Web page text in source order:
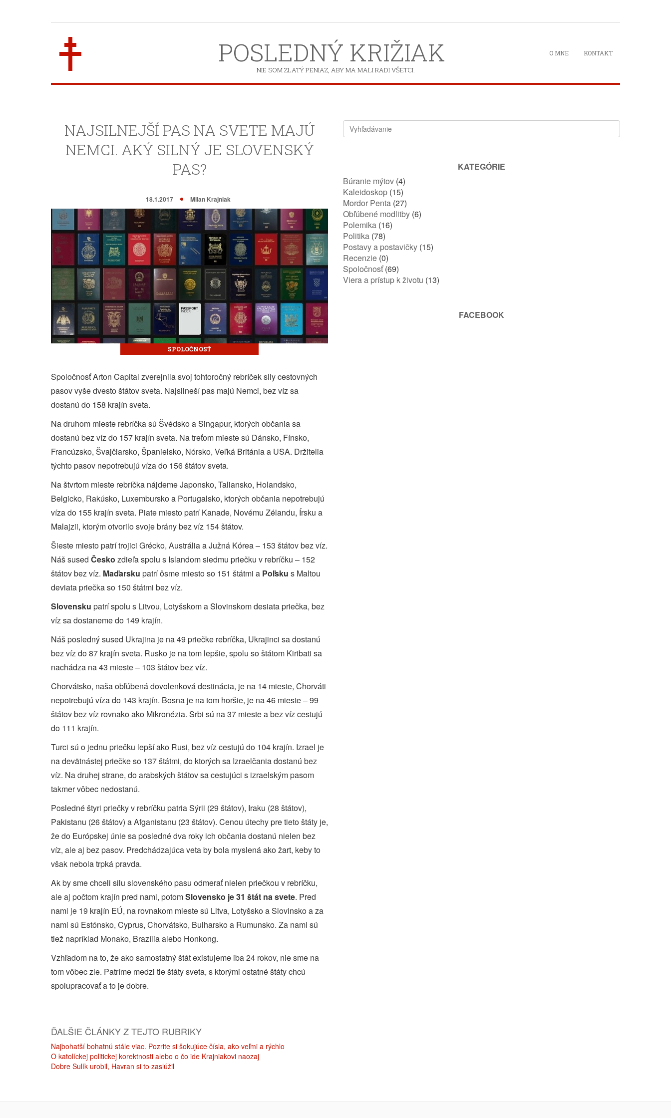
POSLEDNÝ KRIŽIAK
NIE SOM ZLATÝ PENIAZ, ABY MA MALI RADI VŠETCI.
O MNE KONTAKT
NAJSILNEJŠÍ PAS NA SVETE MAJÚ
NEMCI. AKÝ SILNÝ JE SLOVENSKÝ
PAS?
18.1.2017 Milan Krajniak
SPOLOČNOSŤ
Spoločnosť Arton Capital zverejnila svoj tohtoročný rebríček sily cestovných
pasov vyše dvesto štátov sveta. Najsilneší pas majú Nemci, bez víz sa
dostanú do 158 krajín sveta.
Na druhom mieste rebríčka sú Švédsko a Singapur, ktorých občania sa
dostanú bez víz do 157 krajín sveta. Na treťom mieste sú Dánsko, Fínsko,
Francúzsko, Švajčiarsko, Španielsko, Nórsko, Veľká Británia a USA. Držitelia
týchto pasov nepotrebujú víza do 156 štátov sveta.
Na štvrtom mieste rebríčka nájdeme Japonsko, Taliansko, Holandsko,
Belgicko, Rakúsko, Luxembursko a Portugalsko, ktorých občania nepotrebujú
víza do 155 krajín sveta. Piate miesto patrí Kanade, Novému Zélandu, Írsku a
Malajzii, ktorým otvorilo svoje brány bez víz 154 štátov.
Šieste miesto patrí trojici Grécko, Austrália a Južná Kórea – 153 štátov bez víz.
Náš sused Česko zdieľa spolu s Islandom siedmu priečku v rebríčku – 152
štátov bez víz. Maďarsku patrí ôsme miesto so 151 štátmi a Poľsku s Maltou
deviata priečka so 150 štátmi bez víz.
Slovensku patrí spolu s Litvou, Lotyšskom a Slovinskom desiata priečka, bez
víz sa dostaneme do 149 krajín.
Náš posledný sused Ukrajina je na 49 priečke rebríčka, Ukrajinci sa dostanú
bez víz do 87 krajín sveta. Rusko je na tom lepšie, spolu so štátom Kiribati sa
nachádza na 43 mieste – 103 štátov bez víz.
Chorvátsko, naša obľúbená dovolenková destinácia, je na 14 mieste, Chorváti
nepotrebujú víza do 143 krajín. Bosna je na tom horšie, je na 46 mieste – 99
štátov bez víz rovnako ako Mikronézia. Srbi sú na 37 mieste a bez víz cestujú
do 111 krajín.
Turci sú o jednu priečku lepší ako Rusi, bez víz cestujú do 104 krajín. Izrael je
na devätnástej priečke so 137 štátmi, do ktorých sa Izraelčania dostanú bez
víz. Na druhej strane, do arabských štátov sa cestujúci s izraelským pasom
takmer vôbec nedostanú.
Posledné štyri priečky v rebríčku patria Sýrii (29 štátov), Iraku (28 štátov),
Pakistanu (26 štátov) a Afganistanu (23 štátov). Cenou útechy pre tieto štáty je,
že do Európskej únie sa posledné dva roky ich občania dostanú nielen bez
víz, ale aj bez pasov. Predchádzajúca veta by bola myslená ako žart, keby to
však nebola trpká pravda.
Ak by sme chceli silu slovenského pasu odmerať nielen priečkou v rebríčku,
ale aj počtom krajín pred nami, potomSlovensko je 31 štát na svete. Pred
nami je 19 krajín EÚ, na rovnakom mieste sú Litva, Lotyšsko a Slovinsko a za
nami sú Estónsko, Cyprus, Chorvátsko, Bulharsko a Rumunsko. Za nami sú
tiež napríklad Monako, Brazília alebo Honkong.
Vzhľadom na to, že ako samostatný štát existujeme iba 24 rokov, nie sme na
tom vôbec zle. Patríme medzi tie štáty sveta, s ktorými ostatné štáty chcú
spolupracovať a to je dobre.
ĎALŠIE ČLÁNKY Z TEJTO RUBRIKY
Najbohatší bohatnú stále viac. Pozrite si šokujúce čísla, ako veľmi a rýchlo
O katolíckej politickej korektnosti alebo o čo ide Krajniakovi naozaj
Dobre Sulík urobil, Havran si to zaslúžil
KATEGÓRIE
Búranie mýtov (4)
Kaleidoskop (15)
Mordor Penta (27)
Obľúbené modlitby (6)
Polemika (16)
Politika (78)
Postavy a postavičky (15)
Recenzie (0)
Spoločnosť(69)
Viera a prístup k životu (13)
FACEBOOK